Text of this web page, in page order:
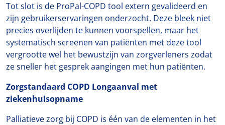
Tot slot is de ProPal-COPD tool extern gevalideerd en
zijn gebruikerservaringen onderzocht. Deze bleek niet
precies overlijden te kunnen voorspellen, maar het
systematisch screenen van patiënten met deze tool
vergrootte wel het bewustzijn van zorgverleners zodat
ze sneller het gesprek aangingen met hun patiënten.
Zorgstandaard COPD Longaanval met
ziekenhuisopname
Palliatieve zorg bij COPD is één van de elementen in het